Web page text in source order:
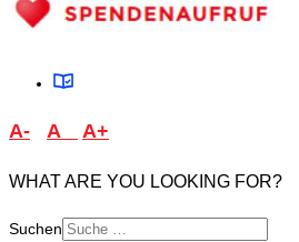
A- A A+
WHAT ARE YOU LOOKING FOR?
Suchen